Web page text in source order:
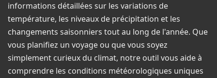
informations détaillées sur les variations de
température, les niveaux de précipitation et les
changements saisonniers tout au long de l'année. Que
vous planifiez un voyage ou que vous soyez
simplement curieux du climat, notre outil vous aide à
comprendre les conditions météorologiques uniques